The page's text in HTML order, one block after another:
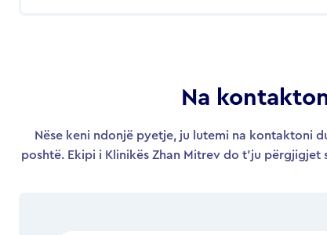
Na
Nëse keni ndonjë pyetje, ju lutemi na kontaktoni
poshtë. Ekipi i Klinikës Zhan Mitrev do t’ju përgjigjet